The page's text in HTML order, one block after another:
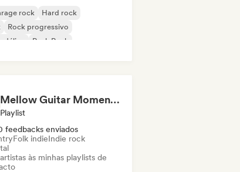
rock
Hard rock
Rock progressivo
Punk Rock
Mellow Guitar Moments 🎸 Acoustic Indie Folk & Singer-Songwriter
Playlist
feedbacks enviados
Folk indieIndie rock
às minhas playlists de